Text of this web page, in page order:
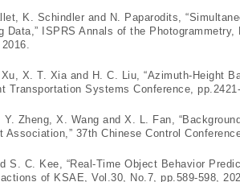
K. Schindler and N. Paparodits,
Data,” ISPRS Annals of the
X. T. Xia and H. C. Liu, “Azimuth-Height
Transportation Systems Conference,
Zheng, X. Wang and X. L. Fan,
Association,” 37th Chinese Control
S. C. Kee, “Real-Time Object Behavior
of KSAE, Vol.30, No.7, pp.589-598,